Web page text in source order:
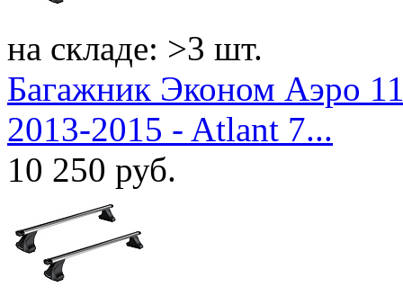
на складе: >3 шт.
Багажник Эконом Аэро
2013-2015 - Atlant 7...
10 250 руб.